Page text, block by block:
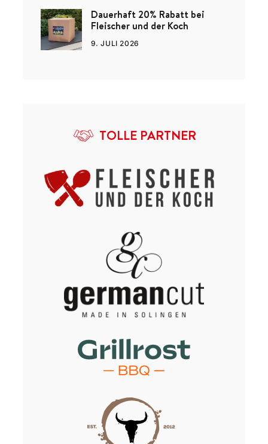
Dauerhaft 20% Rabatt bei
Fleischer und der Koch
9. JULI 2026
TOLLE PARTNER